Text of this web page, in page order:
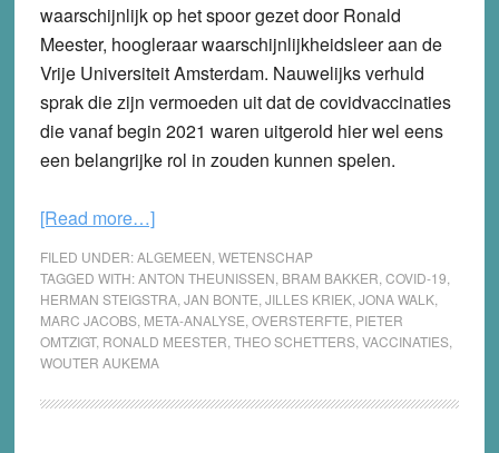
waarschijnlijk op het spoor gezet door Ronald
Meester, hoogleraar waarschijnlijkheidsleer aan de
Vrije Universiteit Amsterdam. Nauwelijks verhuld
sprak die zijn vermoeden uit dat de covidvaccinaties
die vanaf begin 2021 waren uitgerold hier wel eens
een belangrijke rol in zouden kunnen spelen.
[Read more…]about
bij
het
rapport
over
FILED UNDER:ALGEMEEN WETENSCHAP
TAGGED WITH:ANTON THEUNISSEN BRAM BAKKER COVID-19
HERMAN STEIGSTRA, JAN BONTE JILLES KRIEK, JONA WALK,
MARC JACOBS, META-ANALYSE OVERSTERFTE PIETER
OMTZIGT, RONALD MEESTER THEO SCHETTERS, VACCINATIES,
WOUTER AUKEMA